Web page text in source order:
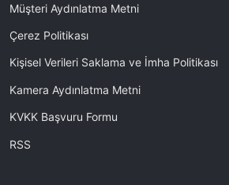
Müşteri Aydınlatma Metni
Çerez Politikası
Kişisel Verileri Saklama ve İmha Politikası
Kamera Aydınlatma Metni
KVKK Başvuru Formu
RSS